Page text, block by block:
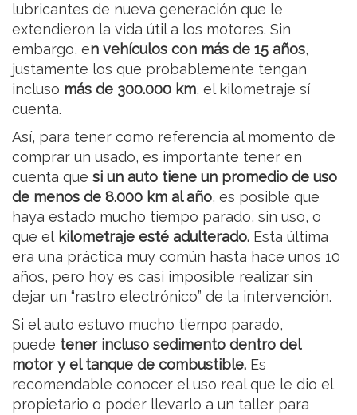
lubricantes de nueva generación que le
extendieron la vida útil a los motores. Sin
embargo, en vehículos con más de 15 años,
justamente los que probablemente tengan
incluso más de 300.000 km, el kilometraje sí
cuenta.
Así, para tener como referencia al momento de
comprar un usado, es importante tener en
cuenta que si un auto tiene un promedio de uso
de menos de 8.000 km al año, es posible que
haya estado mucho tiempo parado, sin uso, o
que el kilometraje esté adulterado. Esta última
era una práctica muy común hasta hace unos 10
años, pero hoy es casi imposible realizar sin
dejar un “rastro electrónico” de la intervención.
Si el auto estuvo mucho tiempo parado,
puede tener incluso sedimento dentro del
motor y el tanque de combustible. Es
recomendable conocer el uso real que le dio el
propietario o poder llevarlo a un taller para